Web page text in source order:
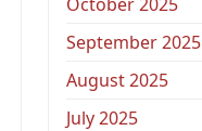
September 2025
August 2025
July 2025